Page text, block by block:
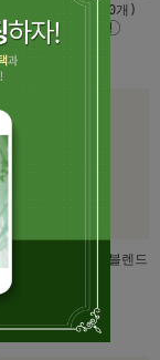
블렌드 1박스(10개)
프리미엄 하우스 블렌드